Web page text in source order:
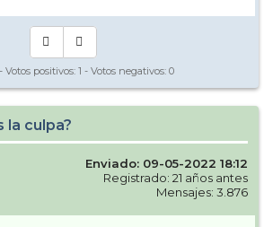
- Votos positivos: 1 - Votos negativos: 0
la culpa?
Enviado: 09-05-2022 18:12
Registrado: 21 años antes
Mensajes: 3.876